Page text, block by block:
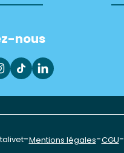
nous
-Mentions légales-CGU-